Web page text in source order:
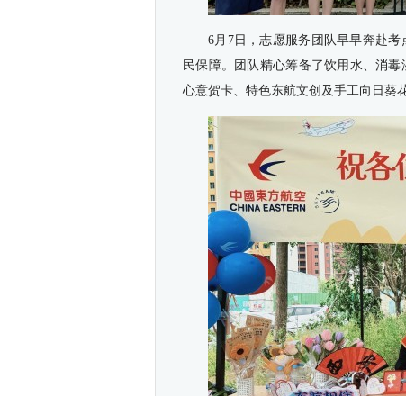
6月7日，志愿服务团队早早奔赴
民保障。团队精心筹备了饮用水、消
心意贺卡、特色东航文创及手工向日葵